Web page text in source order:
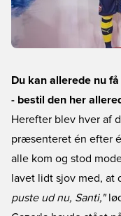
Du kan allerede nu
- bestil den her
Herefter blev hver af
præsenteret én efter
alle kom og stod
lavet lidt sjov med,
puste ud nu, Santi,"